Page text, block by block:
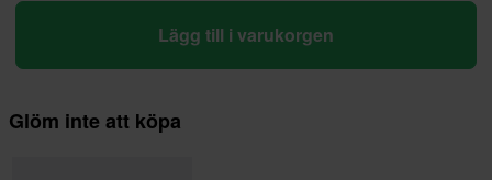
Lägg till i varukorgen
Glöm inte att köpa